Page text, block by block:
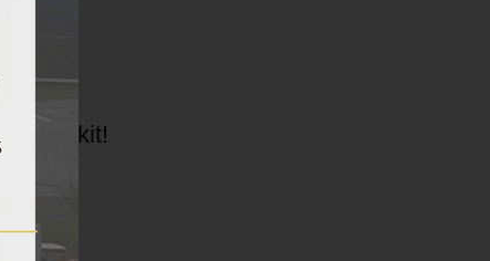
único kit!